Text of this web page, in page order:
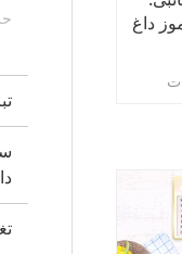
داغ